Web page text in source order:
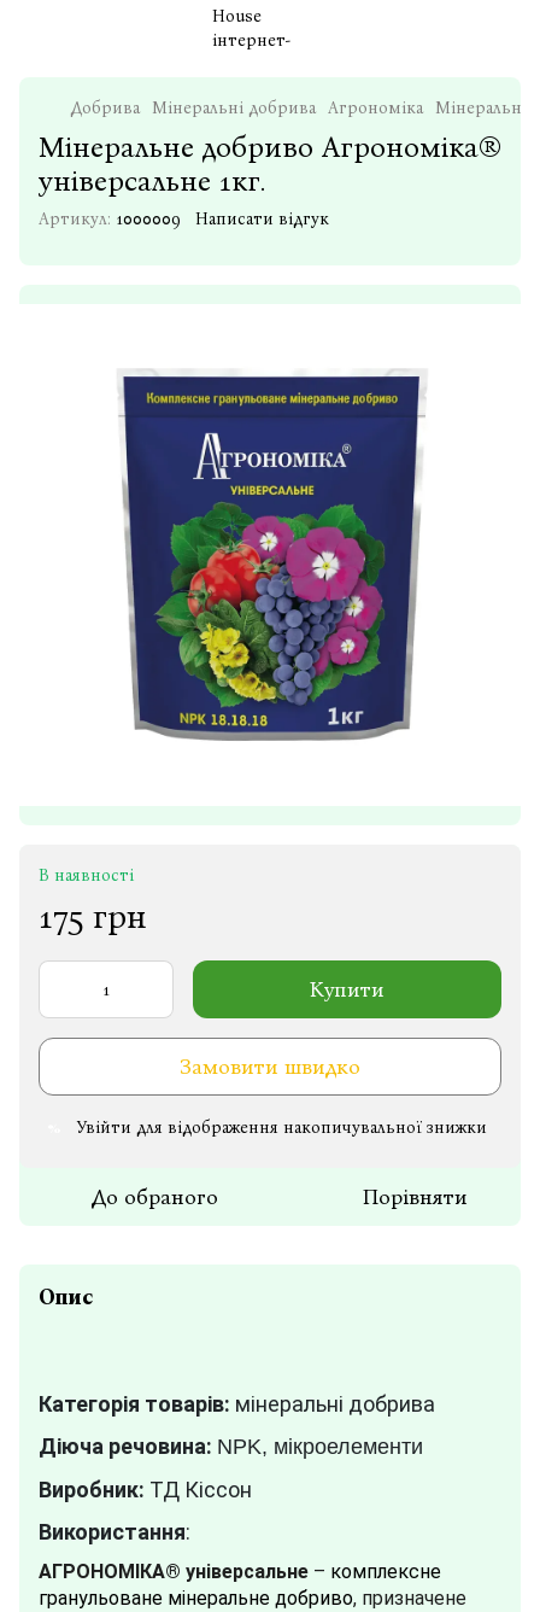
Добрива Мінеральні добрива Агрономіка Мінеральне
Мінеральне добриво Агрономіка®
універсальне 1кг.
Артикул: 1000009 Написати відгук
В наявності
175 грн
Купити
Замовити швидко
Увійти для відображення накопичувальної знижки
До обраного Порівняти
Опис
Категорія товарів: мінеральні добрива
Діюча речовина: NPK, мікроелементи
Виробник: ТД Кіссон
Використання:
АГРОНОМІКА® універсальне – комплексне
гранульоване мінеральне добриво, призначене